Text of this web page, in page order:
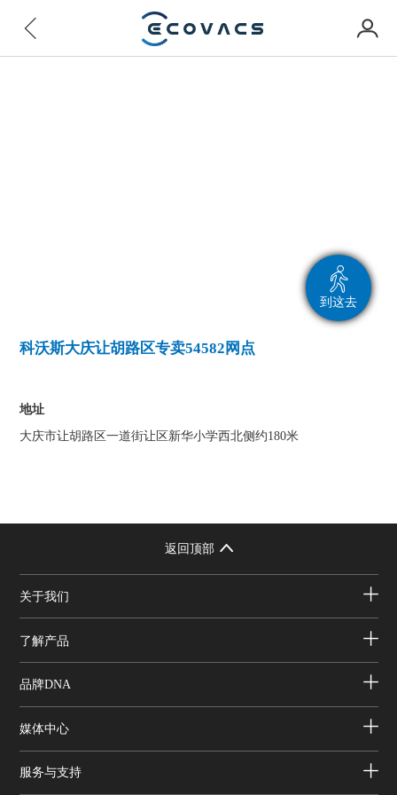
到这去
科沃斯大庆让胡路区专卖54582网点
地址
大庆市让胡路区一道街让区新华小学西北侧约180米
返回顶部
关于我们
了解产品
品牌DNA
媒体中心
服务与支持